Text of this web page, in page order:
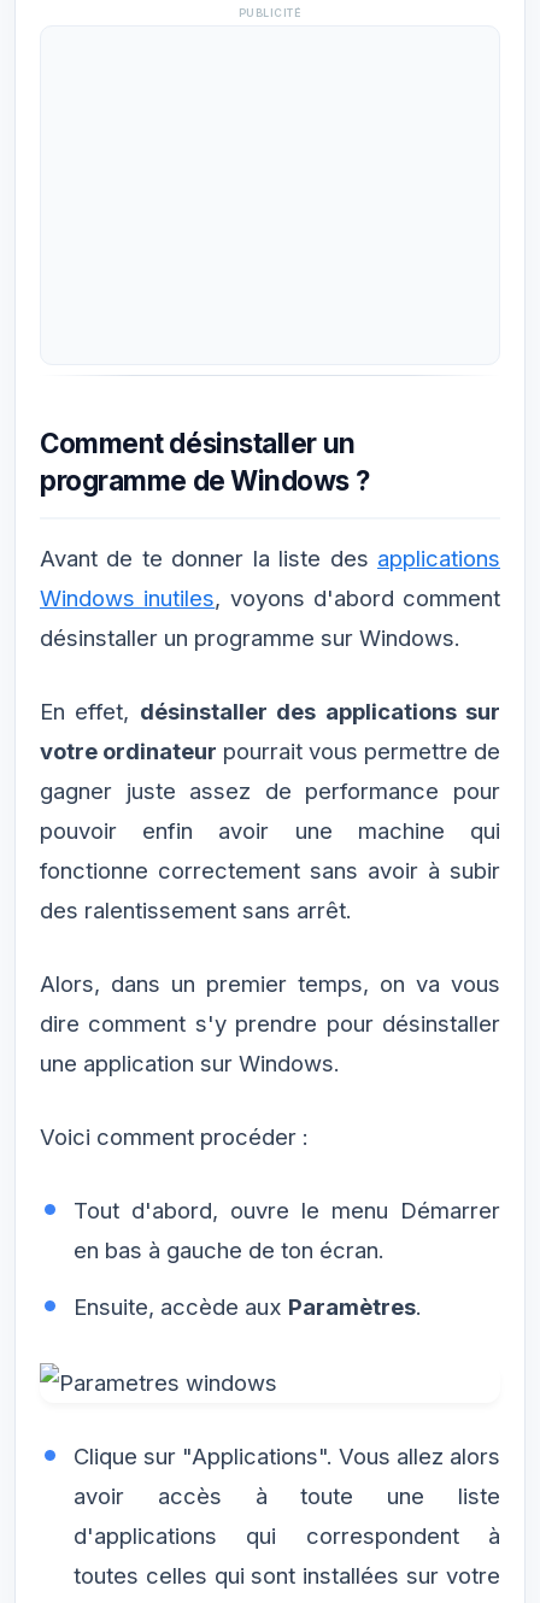
PUBLICITÉ
Comment désinstaller un
programme de Windows ?
Avant de te donner la liste des applications
Windows inutiles, voyons d'abord comment
désinstaller un programme sur Windows.
En effet, désinstaller des applications sur
votre ordinateur pourrait vous permettre de
gagner juste assez de performance pour
pouvoir enfin avoir une machine qui
fonctionne correctement sans avoir à subir
des ralentissement sans arrêt.
Alors, dans un premier temps, on va vous
dire comment s'y prendre pour désinstaller
une application sur Windows.
Voici comment procéder :
Tout d'abord, ouvre le menu Démarrer
en bas à gauche de ton écran.
Ensuite, accède aux Paramètres.
Clique sur "Applications". Vous allez alors
avoir accès à toute une liste
d'applications qui correspondent à
toutes celles qui sont installées sur votre